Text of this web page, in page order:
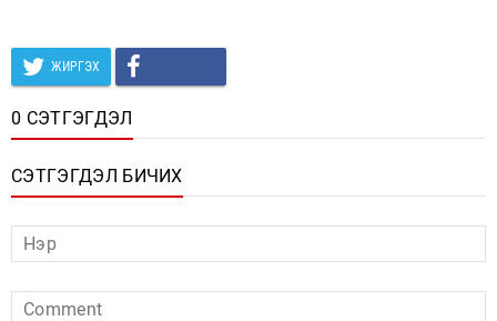
ЖИРГЭХ
0 СЭТГЭГДЭЛ
СЭТГЭГДЭЛ БИЧИХ